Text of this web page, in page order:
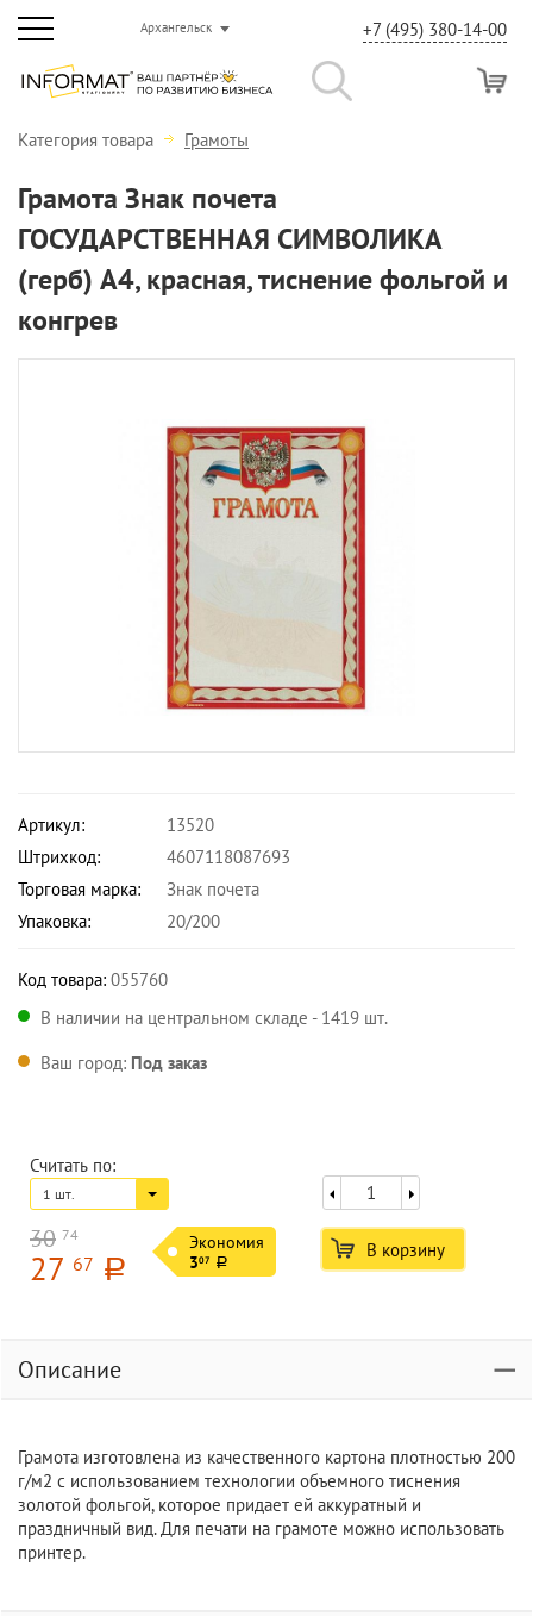
Архангельск +7 (495) 380-14-00
Категория товара Грамоты
Грамота Знак почета
ГОСУДАРСТВЕННАЯ СИМВОЛИКА
(герб) А4, красная, тиснение фольгой и
конгрев
Артикул:
13520
Штрихкод:
4607118087693
Торговая марка:
Знак почета
Упаковка:
20/200
Код товара: 055760
В наличии на центральном складе - 1419 шт.
Ваш город: Под заказ
Считать по:
1 шт.
30 74
27 67 a
Экономия
307 a
В корзину
Описание
Грамота изготовлена из качественного картона плотностью 200
г/м2 с использованием технологии объемного тиснения
золотой фольгой, которое придает ей аккуратный и
праздничный вид. Для печати на грамоте можно использовать
принтер.